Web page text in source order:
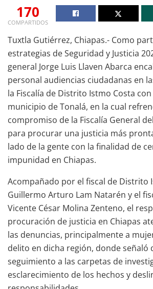
170
COMPARTIDOS
Tuxtla Gutiérrez, Chiapas.- Como
estrategias de Seguridad y Justicia
general Jorge Luis Llaven Abarca
personal audiencias ciudadanas en
la Fiscalía de Distrito Istmo Costa
municipio de Tonalá, en la cual
compromiso de la Fiscalía General
para procurar una justicia más
lado de la gente con la finalidad de
impunidad en Chiapas.
Acompañado por el fiscal de Distrito
Guillermo Arturo Lam Natarén y el
Vicente César Molina Zenteno, el
procuración de justicia en Chiapas
las denuncias, principalmente a
delito en dicha región, donde señaló
seguimiento a las carpetas de
esclarecimiento de los hechos y